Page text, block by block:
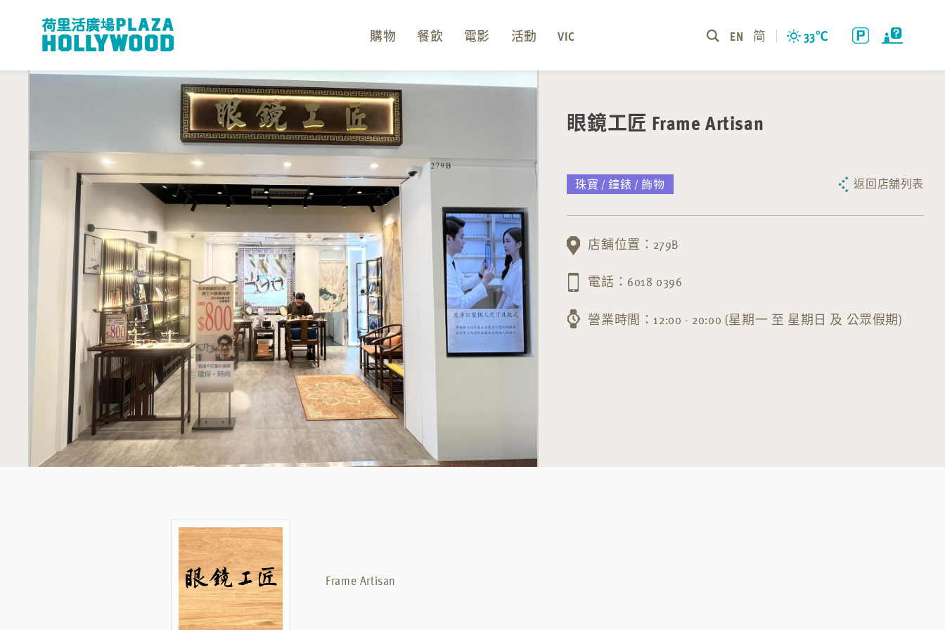
33℃
EN 简
購物 餐飲 電影 活動 VIC
眼鏡工匠 Frame Artisan
珠寶 / 鐘錶 / 飾物 返回店舖列表
店舖位置：279B
電話：6018 0396
營業時間：12:00 - 20:00 (星期一 至 星期日 及 公眾假期)
Frame Artisan